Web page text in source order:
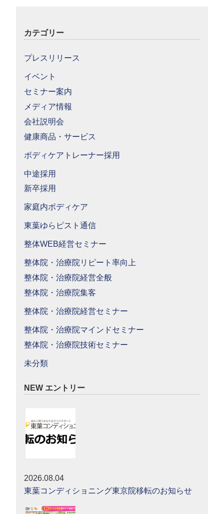
カテゴリー
プレスリリース
イベント
セミナー案内
メディア情報
会社説明会
健康商品・サービス
ボディケアトレーナー採用
中途採用
新卒採用
家庭内ボディケア
東葉ゆらピスト通信
整体WEB経営セミナー
整体院・治療院リピート率向上
整体院・治療院経営全般
整体院・治療院集客
整体院・治療院経営セミナー
整体院・治療院マインドセミナー
整体院・治療院技術セミナー
未分類
NEW エントリー
2026.08.04
東葉コンディショニング東京院移転のお知らせ